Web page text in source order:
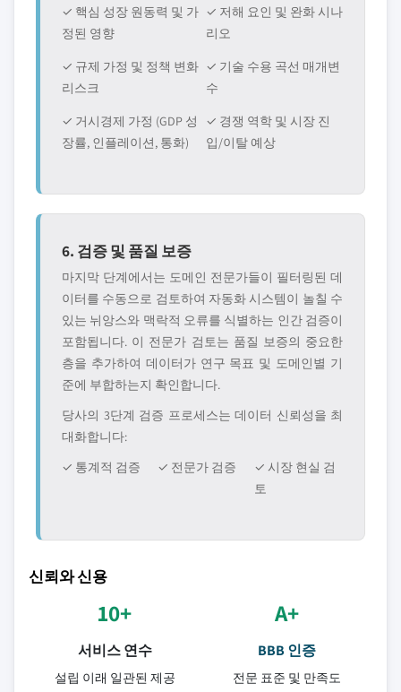
✓ 핵심 성장 원동력 및 가
정된 영향
✓ 저해 요인 및 완화 시나
리오
✓ 규제 가정 및 정책 변화
리스크
✓ 기술 수용 곡선 매개변
수
✓ 거시경제 가정 (GDP 성
장률, 인플레이션, 통화)
✓ 경쟁 역학 및 시장 진
입/이탈 예상
6. 검증 및 품질 보증
마지막 단계에서는 도메인 전문가들이 필터링된 데
이터를 수동으로 검토하여 자동화 시스템이 놀칠 수
있는 뉘앙스와 맥락적 오류를 식별하는 인간 검증이
포함됩니다. 이 전문가 검토는 품질 보증의 중요한
층을 추가하여 데이터가 연구 목표 및 도메인별 기
준에 부합하는지 확인합니다.
당사의 3단계 검증 프로세스는 데이터 신뢰성을 최
대화합니다:
✓ 통계적 검증
✓ 전문가 검증
✓ 시장 현실 검
토
신뢰와 신용
10+
서비스 연수
설립 이래 일관된 제공
A+
BBB 인증
전문 표준 및 만족도